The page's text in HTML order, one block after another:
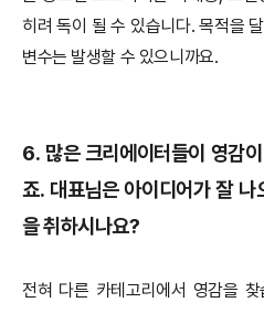
히려 독이 될 수 있습니다. 목적을
변수는 발생할 수 있으니까요.
6. 많은 크리에이터들이 영감
죠. 대표님은 아이디어가 잘
을 취하시나요?
전혀 다른 카테고리에서 영감을